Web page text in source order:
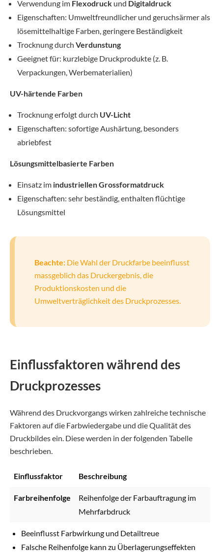
Verwendung im Flexodruck und Digitaldruck
Eigenschaften: Umweltfreundlicher und geruchsärmer als
lösemittelhaltige Farben, geringere Beständigkeit
Trocknung durch Verdunstung
Geeignet für: kurzlebige Druckprodukte (z. B.
Verpackungen, Werbematerialien)
UV-härtende Farben
Trocknung erfolgt durch UV-Licht
Eigenschaften: sofortige Aushärtung, besonders
abriebfest
Lösungsmittelbasierte Farben
Einsatz im industriellen Grossformatdruck
Eigenschaften: sehr beständig, enthalten flüchtige
Lösungsmittel
Beachte: Die Wahl der Druckfarbe beeinflusst
massgeblich das Druckergebnis, die
Produktionskosten und die
Umweltverträglichkeit des Druckprozesses.
Einflussfaktoren während des
Druckprozesses
Während des Druckvorgangs wirken zahlreiche technische
Faktoren auf die Farbwiedergabe und die Qualität des
Druckbildes ein. Diese werden in der folgenden Tabelle
beschrieben.
Einflussfaktor Beschreibung
Farbreihenfolge
Reihenfolge der Farbauftragung im
Mehrfarbdruck
Beeinflusst Farbwirkung und Detailtreue
Falsche Reihenfolge kann zu Überlagerungseffekten